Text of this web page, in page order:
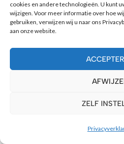
cookies en andere technologieën. U kunt
wijzigen. Voor meer informatie over hoe
gebruiken, verwijzen wij u naar ons
aan onze website.
ZELF
herroepingsrecht, dient hij
geleverde toebehoren,
de ondernemer te
de ondernemer verstrekte